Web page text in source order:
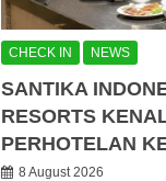
CHECK IN NEWS
SANTIKA
RESORTS
PERHOTELAN
8 August 2026